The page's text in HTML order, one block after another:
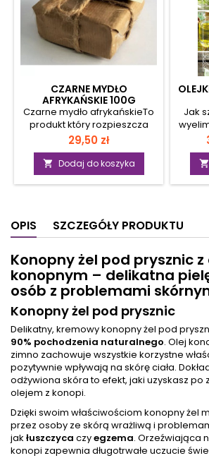
CZARNE MYDŁO
AFRYKAŃSKIE 100G
Czarne mydło afrykańskieTo
produkt który rozpieszcza
skórę. Określenie "mydło" nie
oddaje w pełni jego zalet.
TYLKO naturalne składniki
(olej kokosowy, palmowy,
masło shea i strąki
pielęgnację każdego rodzaju
skóry i w każdym wieku. To
kuzyn masła shea i jako
rodzina świetnie uzupełniają
swoje właściwości leczniczo
pielęgnacyjne. Ręcznie
wyrabiane, sprawia, że jest
nie tylko kosmetykiem, ale
częścią życia i kultury
mieszkańców regionu z
którego...
Cena
29,50 zł
 Dodaj do koszyka
Jak
i
jak
olejki

OPIS SZCZEGÓŁY PRODUKTU
Konopny żel pod prysznic
konopnym – delikatna
osób z problemami
Konopny żel pod prysznic
Delikatny, kremowy konopny żel pod
90% pochodzenia naturalnego. Olej
zimno zachowuje wszystkie korzystne
pozytywnie wpływają na skórę ciała.
odżywiona skóra to efekt, jaki uzyskasz po
olejem z konopi.
Dzięki swoim właściwościom konopny żel
przez osoby ze skórą wrażliwą i
jak łuszczyca czyegzema. Orzeźwiająca
konopi zapewnia długotrwałe uczucie